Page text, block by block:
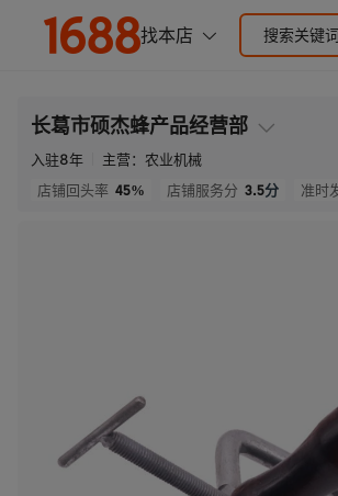
长葛市硕杰蜂产品经营部
入驻8年 主营： 农业机械
店铺回头率 45% 店铺服务分 3.5分 准时